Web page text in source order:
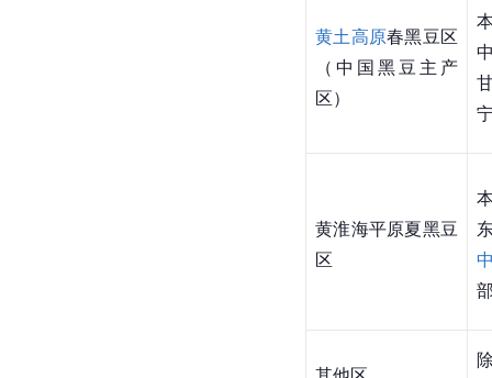
黄土高原春黑豆区
（中国黑豆主产
区）
黄淮海平原夏黑豆
区